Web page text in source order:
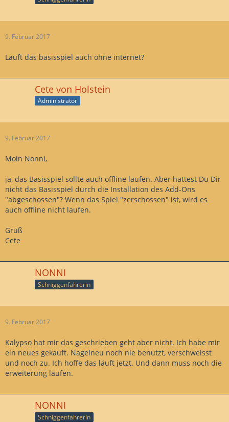
9. Februar 2017
Läuft das basisspiel auch ohne internet?
Cete von Holstein
Administrator
9. Februar 2017
Moin Nonni,
ja, das Basisspiel sollte auch offline laufen. Aber hattest Du Dir
nicht das Basisspiel durch die Installation des Add-Ons
"abgeschossen"? Wenn das Spiel "zerschossen" ist, wird es
auch offline nicht laufen.
Gruß
Cete
NONNI
Schniggenfahrerin
9. Februar 2017
Kalypso hat mir das geschrieben geht aber nicht. Ich habe mir
ein neues gekauft. Nagelneu noch nie benutzt, verschweisst
und noch zu. Ich hoffe das läuft jetzt. Und dann muss noch die
erweiterung laufen.
NONNI
Schniggenfahrerin